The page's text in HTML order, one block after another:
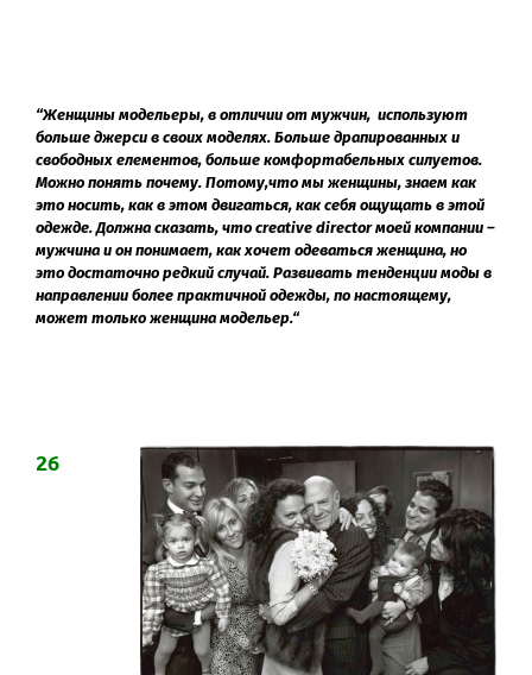
“Женщины модельеры, в отличии от мужчин, используют
больше джерси в своих моделях. Больше драпированных и
свободных елементов, больше комфортабельных силуетов.
Можно понять почему. Потому,что мы женщины, знаем как
это носить, как в этом двигаться, как себя ощущать в этой
одежде. Должна сказать, что creative directorмоей компании –
мужчина и он понимает, как хочет одеваться женщина, но
это достаточно редкий случай. Развивать тенденции моды в
направлении более практичной одежды, по настоящему,
может только женщина модельер.“
26